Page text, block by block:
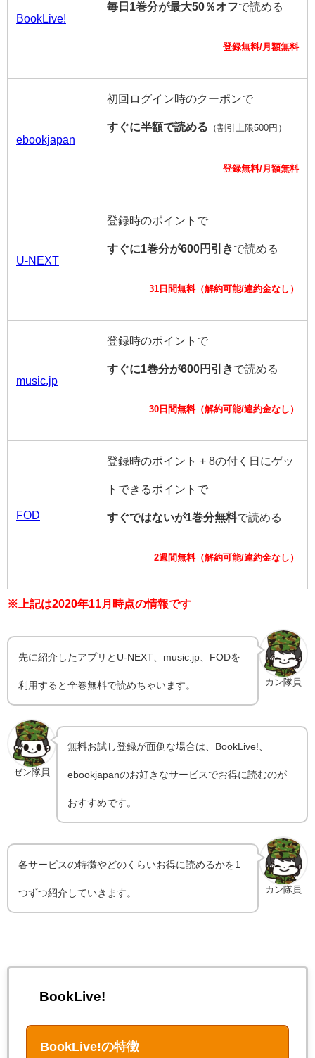
BookLive!
毎日1巻分が最大50％オフで読める
登録無料/月額無料
ebookjapan
初回ログイン時のクーポンで
すぐに半額で読める （割引上限500円）
登録無料/月額無料
U-NEXT
登録時のポイントで
すぐに1巻分が600円引きで読める
31日間無料（解約可能/違約金なし）
music.jp
登録時のポイントで
すぐに1巻分が600円引きで読める
30日間無料（解約可能/違約金なし）
FOD
登録時のポイント + 8の付く日にゲッ
トできるポイントで
すぐではないが1巻分無料で読める
2週間無料（解約可能/違約金なし）
※上記は2020年11月時点の情報です
カン隊員
先に紹介したアプリとU-NEXT、music.jp、FODを
利用すると全巻無料で読めちゃいます。
ゼン隊員
無料お試し登録が面倒な場合は、BookLive!、
ebookjapanのお好きなサービスでお得に読むのが
おすすめです。
カン隊員
各サービスの特徴やどのくらいお得に読めるかを1
つずつ紹介していきます。
BookLive!
BookLive!の特徴